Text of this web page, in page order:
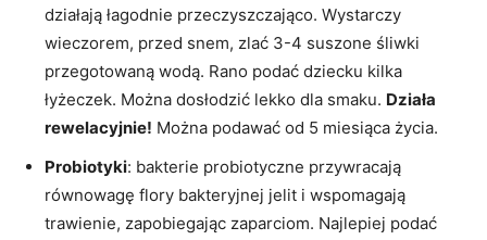
działają łagodnie przeczyszczająco. Wystarczy
wieczorem, przed snem, zlać 3-4 suszone śliwki
przegotowaną wodą. Rano podać dziecku kilka
łyżeczek. Można dosłodzić lekko dla smaku. Działa
rewelacyjnie! Można podawać od 5 miesiąca życia.
Probiotyki: bakterie probiotyczne przywracają
równowagę flory bakteryjnej jelit i wspomagają
trawienie, zapobiegając zaparciom. Najlepiej podać